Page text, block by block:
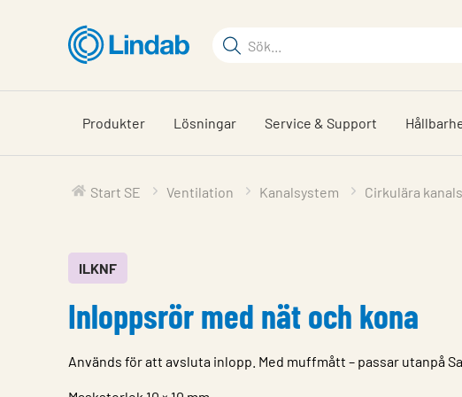
huvudinnehållet
Sökord
på
sajten
Produkter Lösningar Service & Support
Start SE Ventilation Kanalsystem Cirkulära
ILKNF
Inloppsrör med nät och kona
Används för att avsluta inlopp. Med muffmått – passar utanpå